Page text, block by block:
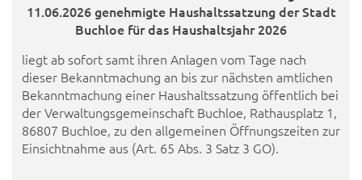
11.06.2026 genehmigte Haushaltssatzung der Stadt
Buchloe für das Haushaltsjahr 2026
liegt ab sofort samt ihren Anlagen vom Tage nach
dieser Bekanntmachung an bis zur nächsten amtlichen
Bekanntmachung einer Haushaltssatzung öffentlich bei
der Verwaltungsgemeinschaft Buchloe, Rathausplatz 1,
86807 Buchloe, zu den allgemeinen Öffnungszeiten zur
Einsichtnahme aus (Art. 65 Abs. 3 Satz 3 GO).